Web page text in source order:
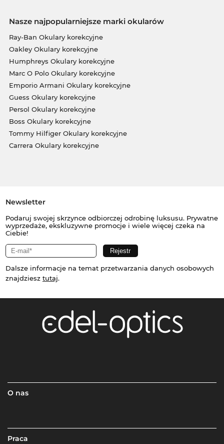
Nasze najpopularniejsze marki okularów
Ray-Ban Okulary korekcyjne
Oakley Okulary korekcyjne
Humphreys Okulary korekcyjne
Marc O Polo Okulary korekcyjne
Emporio Armani Okulary korekcyjne
Guess Okulary korekcyjne
Persol Okulary korekcyjne
Boss Okulary korekcyjne
Tommy Hilfiger Okulary korekcyjne
Carrera Okulary korekcyjne
Newsletter
Podaruj swojej skrzynce odbiorczej odrobinę luksusu. Prywatne
wyprzedaże, ekskluzywne promocje i wiele więcej czeka na
Ciebie!
Dalsze informacje na temat przetwarzania danych osobowych
znajdziesz tutaj.
O nas
Praca